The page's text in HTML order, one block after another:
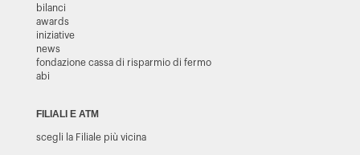
bilanci
awards
iniziative
news
fondazione cassa di risparmio di fermo
abi
FILIALI E ATM
scegli la Filiale più vicina